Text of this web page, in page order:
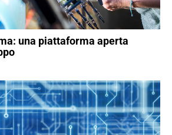
una piattaforma aperta